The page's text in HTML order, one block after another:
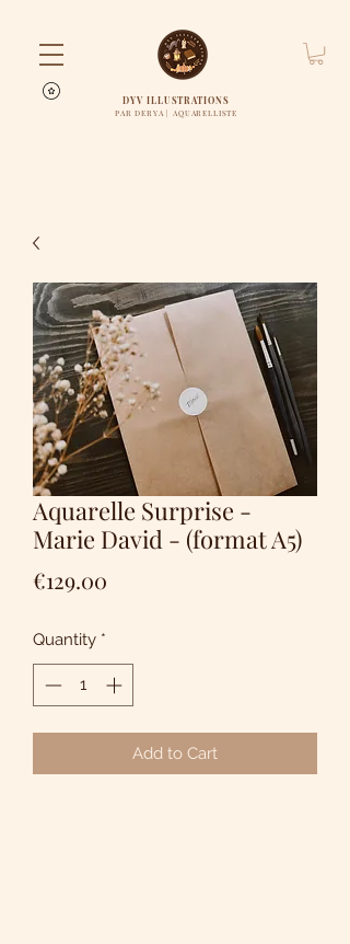
DYV ILLUSTRATIONS
PAR DERYA | AQUARELLISTE
Aquarelle Surprise -
Marie David - (format A5)
€129.00
Quantity *
Add to Cart